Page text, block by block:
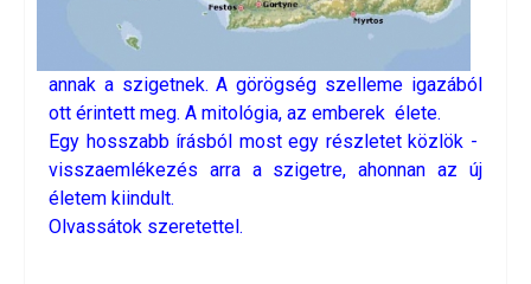
annak a szigetnek. A görögség szelleme igazából
ott érintett meg. A mitológia, az emberek élete.
Egy hosszabb írásból most egy részletet közlök -
visszaemlékezés arra a szigetre, ahonnan az új
életem kiindult.
Olvassátok szeretettel.